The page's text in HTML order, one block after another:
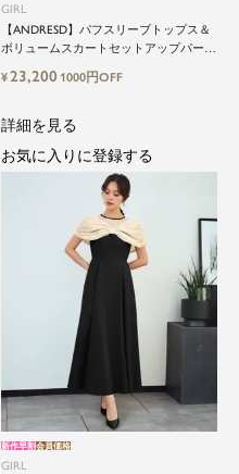
GIRL
【ANDRESD】パフスリーブトップス＆
ボリュームスカートセットアップパーテ
¥23,200 1000円OFF
GIRL
新作早割会員価格
詳細を見る
お気に入りに登録する